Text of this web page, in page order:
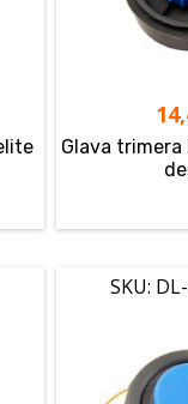
Glava trimera
SKU: